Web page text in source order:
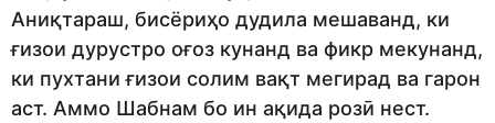
Аниқтараш, бисёриҳо дудила мешаванд, ки
ғизои дурустро оғоз кунанд ва фикр мекунанд,
ки пухтани ғизои солим вақт мегирад ва гарон
аст. Аммо Шабнам бо ин ақида розӣ нест.